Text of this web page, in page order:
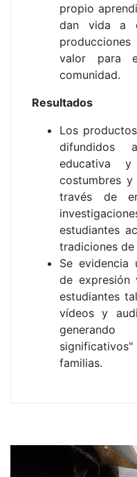
propio
dan vida a
valor para
comunidad.
Resultados
Los
difundidos
educativa
costumbres
través de
estudiantes
tradiciones de
Se evidencia
de
estudiantes
vídeos y
familias.